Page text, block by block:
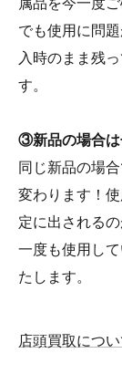
でも使用に問
入時のまま残
す。
③新品の場合
同じ新品の場
変わります！
定に出される
一度も使用し
たします。
店頭買取につ